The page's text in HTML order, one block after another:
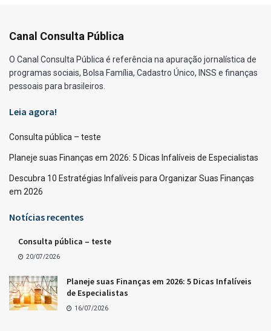
Canal Consulta Pública
O Canal Consulta Pública é referência na apuração jornalística de
programas sociais, Bolsa Família, Cadastro Único, INSS e finanças
pessoais para brasileiros.
Leia agora!
Consulta pública – teste
Planeje suas Finanças em 2026: 5 Dicas Infalíveis de Especialistas
Descubra 10 Estratégias Infalíveis para Organizar Suas Finanças
em 2026
Notícias recentes
Consulta pública – teste
20/07/2026
Planeje suas Finanças em 2026: 5 Dicas Infalíveis
de Especialistas
16/07/2026